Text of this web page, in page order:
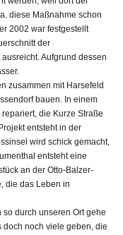
diese Maßnahme schon
2002 war festgestellt
der
Aufgrund dessen
zusammen mit Harsefeld
bauen. In einem
die Kurze Straße
entsteht in der
wird schick gemacht,
entsteht eine
an der Otto-Balzer-
die das Leben in
durch unseren Ort gehe
doch noch viele geben, die